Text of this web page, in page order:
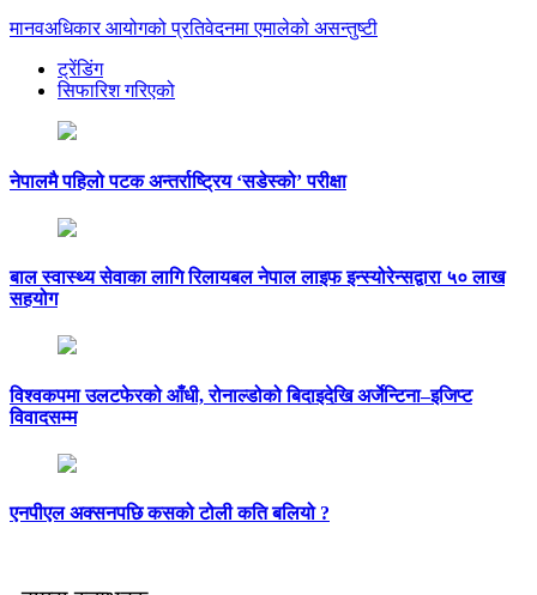
मानवअधिकार आयोगको प्रतिवेदनमा एमालेको असन्तुष्टी
ट्रेंडिंग
सिफारिश गरिएको
नेपालमै पहिलो पटक अन्तर्राष्ट्रिय ‘सडेस्को’ परीक्षा
बाल स्वास्थ्य सेवाका लागि रिलायबल नेपाल लाइफ इन्स्योरेन्सद्वारा ५० लाख
सहयोग
विश्वकपमा उलटफेरको आँधी, रोनाल्डोको बिदाइदेखि अर्जेन्टिना–इजिप्ट
विवादसम्म
एनपीएल अक्सनपछि कसको टोली कति बलियो ?